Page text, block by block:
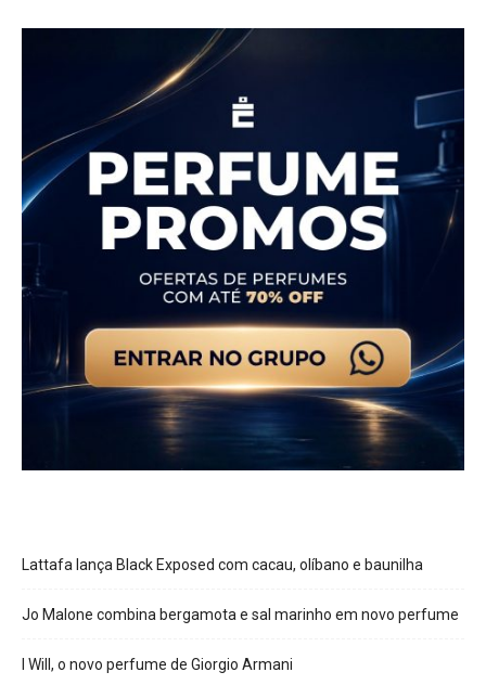
Lattafa lança Black Exposed com cacau, olíbano e baunilha
Jo Malone combina bergamota e sal marinho em novo perfume
I Will, o novo perfume de Giorgio Armani